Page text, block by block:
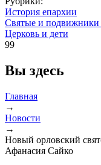
История епархии
Святые и подвижники
Церковь и дети
99
Вы здесь
Главная
→
Новости
→
Новый орловский
Афанасия Сайко